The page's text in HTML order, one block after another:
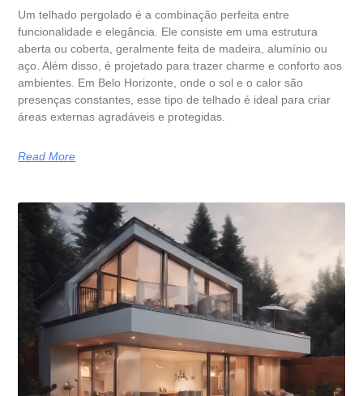
Um telhado pergolado é a combinação perfeita entre
funcionalidade e elegância. Ele consiste em uma estrutura
aberta ou coberta, geralmente feita de madeira, alumínio ou
aço. Além disso, é projetado para trazer charme e conforto aos
ambientes. Em Belo Horizonte, onde o sol e o calor são
presenças constantes, esse tipo de telhado é ideal para criar
áreas externas agradáveis e protegidas.
Read More